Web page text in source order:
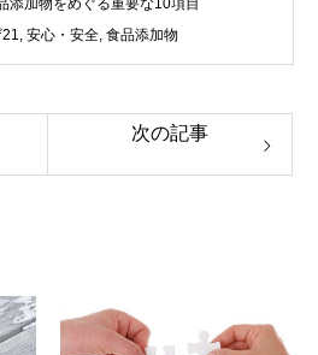
添加物をめぐる重要な10項目
, 安心・安全, 食品添加物
次の記事